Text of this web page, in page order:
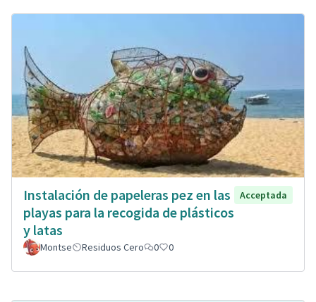
Instalación de papeleras pez en las
playas para la recogida de plásticos
y latas
Acceptada
Montse Residuos Cero 0 0